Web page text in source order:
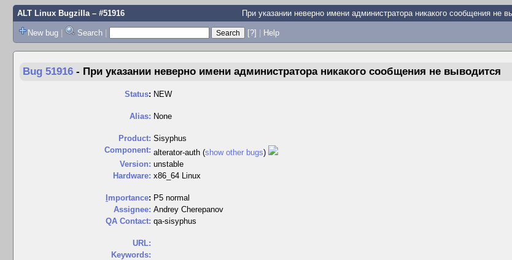
ALT Linux Bugzilla– #51916 При указании неверно имени администратора никакого сообщения не
New bug | Search | [?] | Help
Bug 51916 - При указании неверно имени администратора никакого сообщения не выводится
Status: NEW
Alias: None
Product: Sisyphus
Component: alterator-auth (show other bugs)
Version: unstable
Hardware: x86_64 Linux
mportance: P5 normal
Assignee: Andrey Cherepanov
QA Contact: qa-sisyphus
URL:
Keywords: